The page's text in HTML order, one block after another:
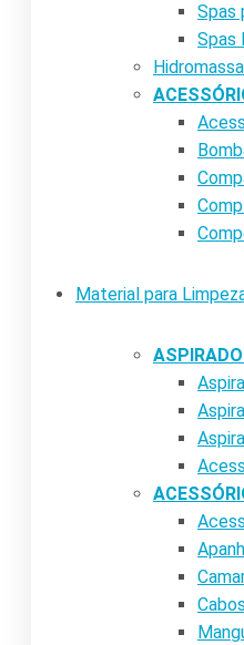
Spas
Spas
Material para
Cabos